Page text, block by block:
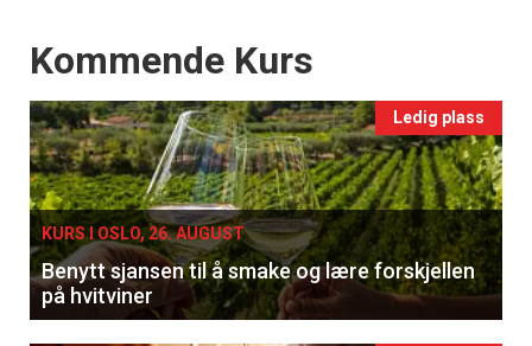
Events
Kommende Kurs
Ledig plass
KURS I OSLO, 26. AUGUST
Benytt sjansen til å smake og lære forskjellen
på hvitviner